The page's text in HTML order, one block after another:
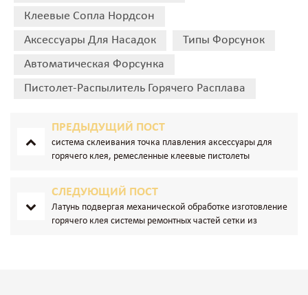
Клеевые Сопла Нордсон
Аксессуары Для Насадок
Типы Форсунок
Автоматическая Форсунка
Пистолет-Распылитель Горячего Расплава
ПРЕДЫДУЩИЙ ПОСТ
система склеивания точка плавления аксессуары для
горячего клея, ремесленные клеевые пистолеты
СЛЕДУЮЩИЙ ПОСТ
Латунь подвергая механической обработке изготовление
горячего клея системы ремонтных частей сетки из